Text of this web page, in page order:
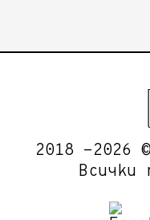
2018 -2026
Всички